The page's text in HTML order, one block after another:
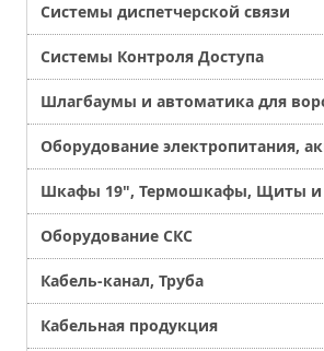
Системы диспетчерской связи
Системы Контроля Доступа
Шлагбаумы и автоматика для
Оборудование электропитания,
Шкафы 19", Термошкафы, Щиты и
Оборудование СКС
Кабель-канал, Труба
Кабельная продукция